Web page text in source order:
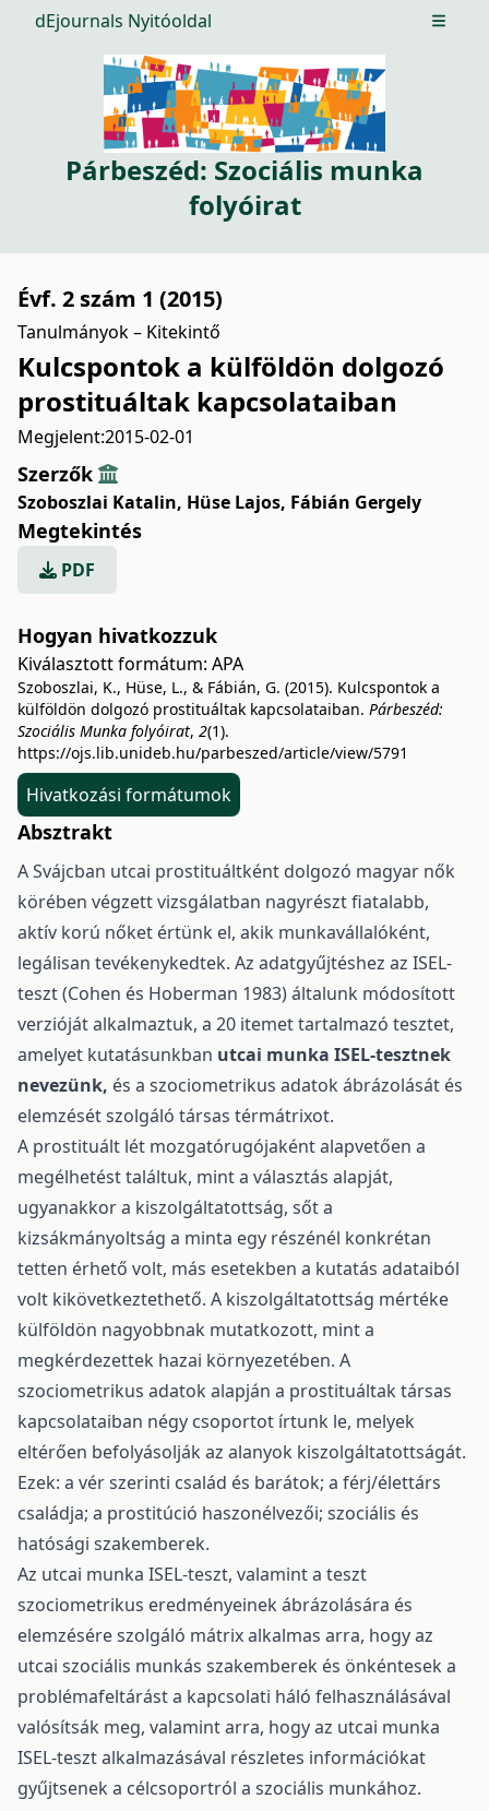
dEjournals Nyitóoldal Open
Párbeszéd: Szociális munka
folyóirat
Évf. 2 szám 1 (2015)
Tanulmányok – Kitekintő
Kulcspontok a külföldön dolgozó
prostituáltak kapcsolataiban
Megjelent:2015-02-01
Szerzők
Szoboszlai Katalin, Hüse Lajos, Fábián Gergely
Megtekintés
PDF
Hogyan hivatkozzuk
Kiválasztott formátum: APA
Szoboszlai, K., Hüse, L., & Fábián, G. (2015). Kulcspontok a
külföldön dolgozó prostituáltak kapcsolataiban. Párbeszéd:
Szociális Munka folyóirat, 2(1).
https://ojs.lib.unideb.hu/parbeszed/article/view/5791
Hivatkozási formátumok
Absztrakt
A Svájcban utcai prostituáltként dolgozó magyar nők
körében végzett vizsgálatban nagyrészt fiatalabb,
aktív korú nőket értünk el, akik munkavállalóként,
legálisan tevékenykedtek. Az adatgyűjtéshez az ISEL-
teszt (Cohen és Hoberman 1983) általunk módosított
verzióját alkalmaztuk, a 20 itemet tartalmazó tesztet,
amelyet kutatásunkban utcai munka ISEL-tesztnek
nevezünk, és a szociometrikus adatok ábrázolását és
elemzését szolgáló társas térmátrixot.
A prostituált lét mozgatórugójaként alapvetően a
megélhetést találtuk, mint a választás alapját,
ugyanakkor a kiszolgáltatottság, sőt a
kizsákmányoltság a minta egy részénél konkrétan
tetten érhető volt, más esetekben a kutatás adataiból
volt kikövetkeztethető. A kiszolgáltatottság mértéke
külföldön nagyobbnak mutatkozott, mint a
megkérdezettek hazai környezetében. A
szociometrikus adatok alapján a prostituáltak társas
kapcsolataiban négy csoportot írtunk le, melyek
eltérően befolyásolják az alanyok kiszolgáltatottságát.
Ezek: a vér szerinti család és barátok; a férj/élettárs
családja; a prostitúció haszonélvezői; szociális és
hatósági szakemberek.
Az utcai munka ISEL-teszt, valamint a teszt
szociometrikus eredményeinek ábrázolására és
elemzésére szolgáló mátrix alkalmas arra, hogy az
utcai szociális munkás szakemberek és önkéntesek a
problémafeltárást a kapcsolati háló felhasználásával
valósítsák meg, valamint arra, hogy az utcai munka
ISEL-teszt alkalmazásával részletes információkat
gyűjtsenek a célcsoportról a szociális munkához.